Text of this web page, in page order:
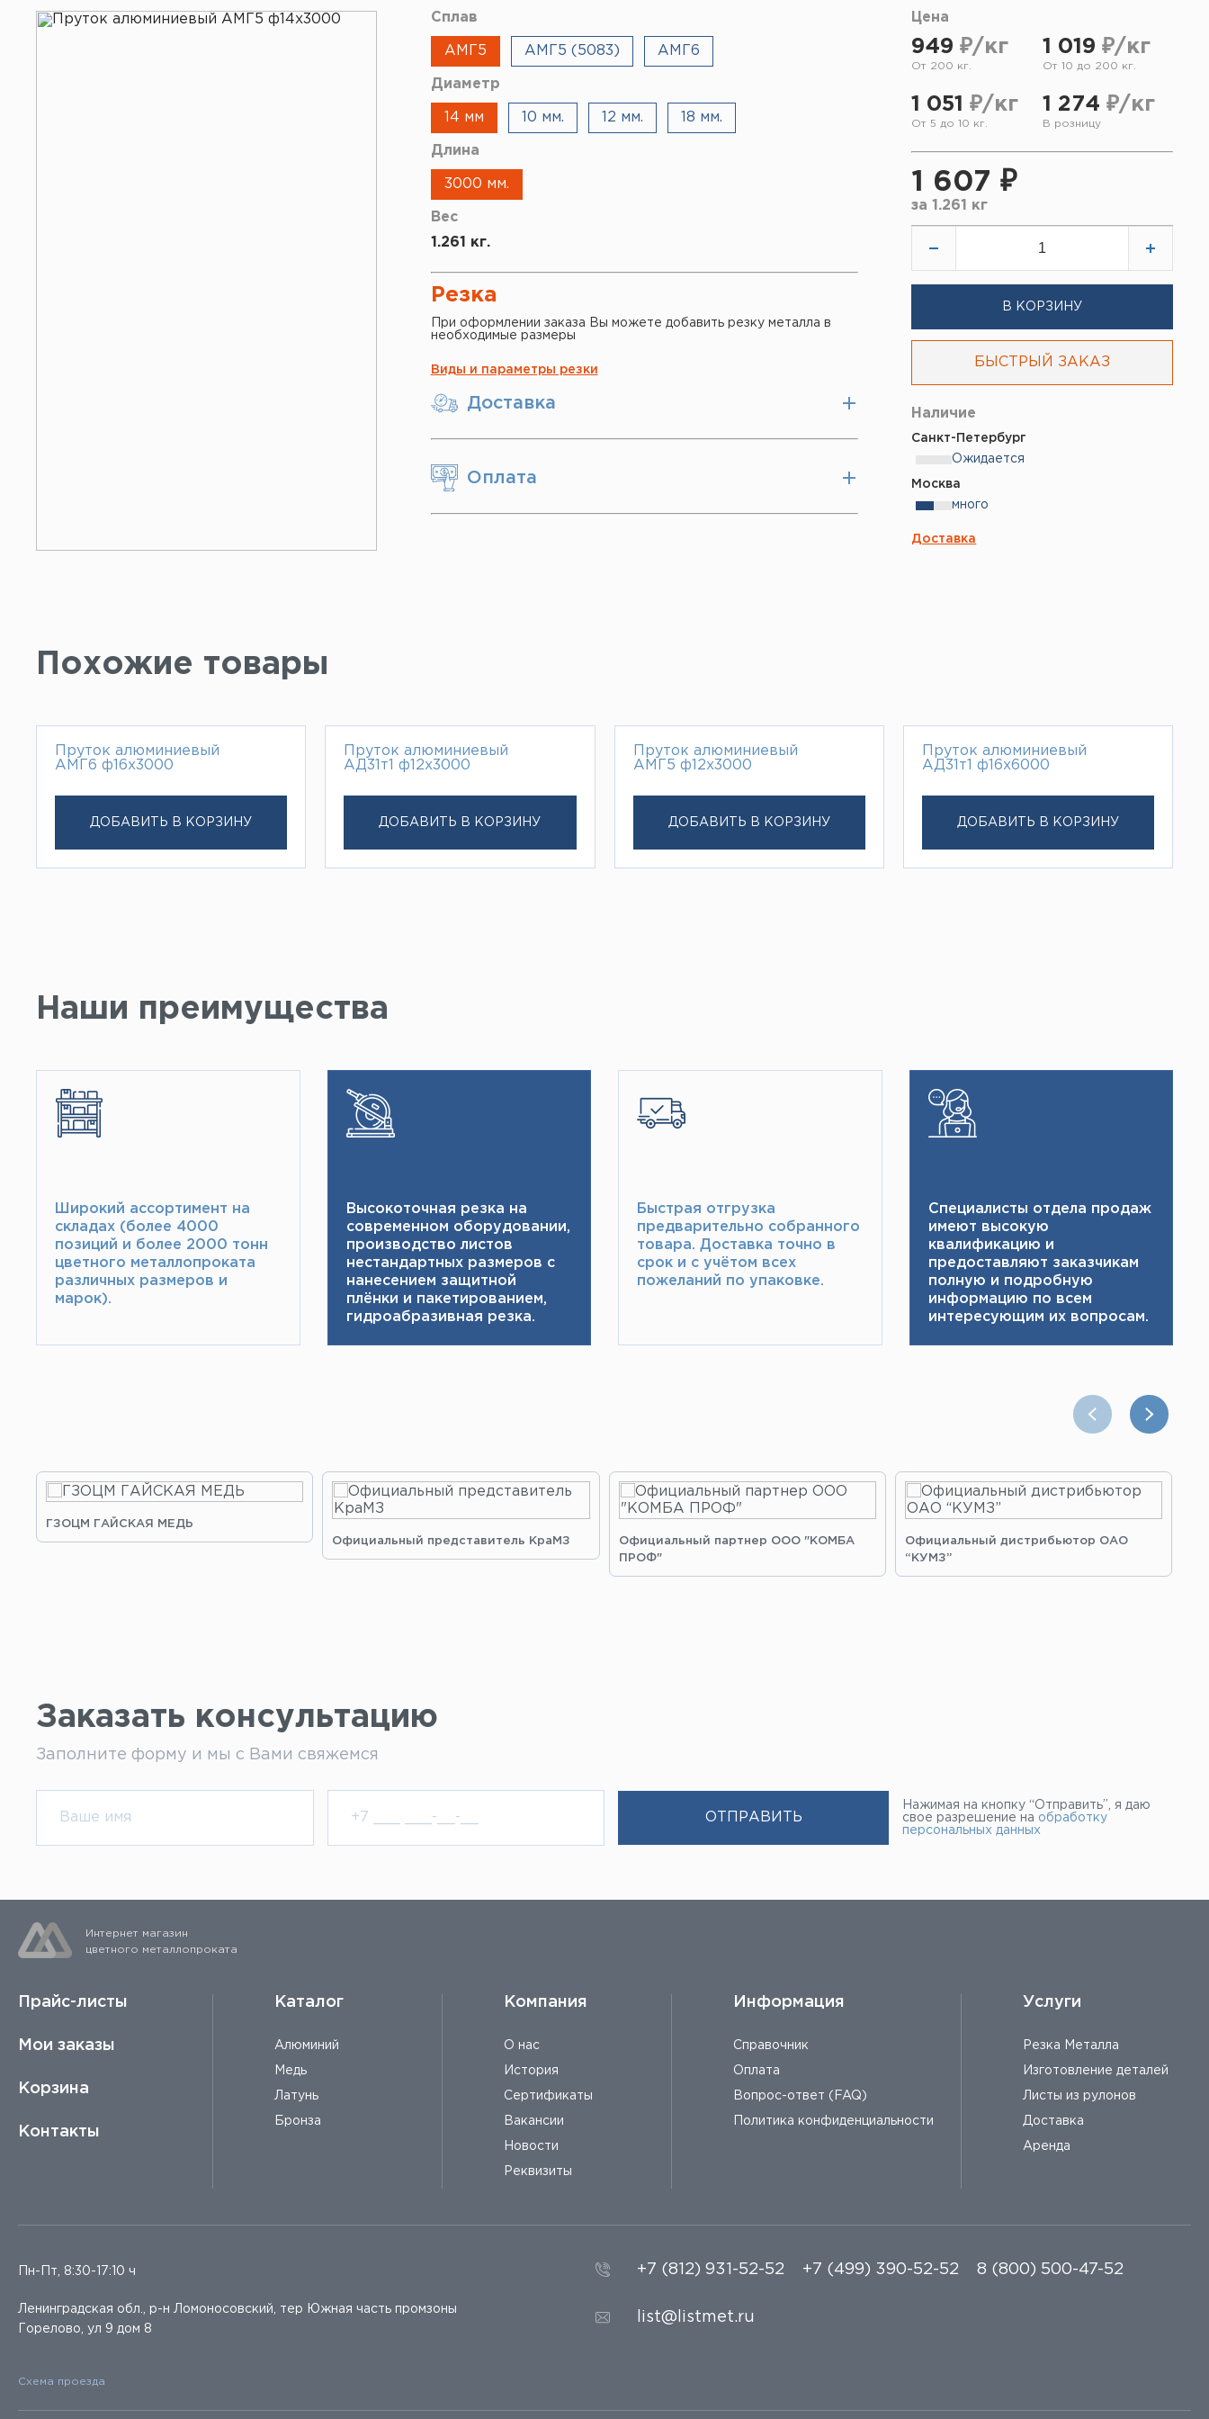
Все услуги Сплав
АМГ5 АМГ5 (5083) АМГ6
Диаметр
14 мм 10 мм. 12 мм. 18 мм.
Длина
3000 мм.
Вес
1.261 кг.
Резка
При оформлении заказа Вы можете добавить резку металла в
необходимые размеры
Виды и параметры резки
Доставка
Оплата
Цена
949 ₽/кг
От 200 кг.
1 019 ₽/кг
От 10 до 200 кг.
1 051 ₽/кг
От 5 до 10 кг.
1 274 ₽/кг
В розницу
1 607 ₽
за 1.261 кг
В КОРЗИНУ
БЫСТРЫЙ ЗАКАЗ
Наличие
Санкт-Петербург
Ожидается
Москва
много
Доставка
Похожие товары
Пруток алюминиевый
АМГ6 ф16х3000
ДОБАВИТЬ В КОРЗИНУ
Пруток алюминиевый
АД31т1 ф12х3000
ДОБАВИТЬ В КОРЗИНУ
Пруток алюминиевый
АМГ5 ф12х3000
ДОБАВИТЬ В КОРЗИНУ
Пруток алюминиевый
АД31т1 ф16х6000
ДОБАВИТЬ В КОРЗИНУ
Наши преимущества
Широкий ассортимент на
складах (более 4000
позиций и более 2000 тонн​
цветного металлопроката
различных размеров и
марок).
Высокоточная резка на
современном оборудовании,
производство листов
нестандартных размеров с
нанесением защитной
плёнки и пакетированием,
гидроабразивная резка.
Быстрая отгрузка
предварительно собранного
товара.​ Доставка точно в
срок и с учётом всех
пожеланий по упаковке.​
Специалисты отдела продаж
имеют высокую
квалификацию и ​
предоставляют заказчикам
полную и подробную
информацию по всем
интересующим их вопросам.
ГЗОЦМ ГАЙСКАЯ МЕДЬ
Официальный представитель КраМЗ
Официальный партнер ООО "КОМБА
ПРОФ"
Официальный дистрибьютор ОАО
“КУМЗ”
Заказать консультацию
Заполните форму и мы с Вами свяжемся
Нажимая на кнопку “Отправить”, я даю
свое разрешение на обработку
персональных данных
Интернет магазин
цветного металлопроката
Прайс-листы
Мои заказы
Корзина
Контакты
Каталог
Алюминий
Медь
Латунь
Бронза
Компания
О нас
История
Сертификаты
Вакансии
Новости
Реквизиты
Информация
Справочник
Оплата
Вопрос-ответ (FAQ)
Политика конфиденциальности
Услуги
Резка Металла
Изготовление деталей
Листы из рулонов
Доставка
Аренда
Пн-Пт, 8:30-17:10 ч
Ленинградская обл., р-н Ломоносовский, тер Южная часть промзоны
Горелово, ул 9 дом 8
Схема проезда
+7 (812) 931-52-52 +7 (499) 390-52-52 8 (800) 500-47-52
list@listmet.ru